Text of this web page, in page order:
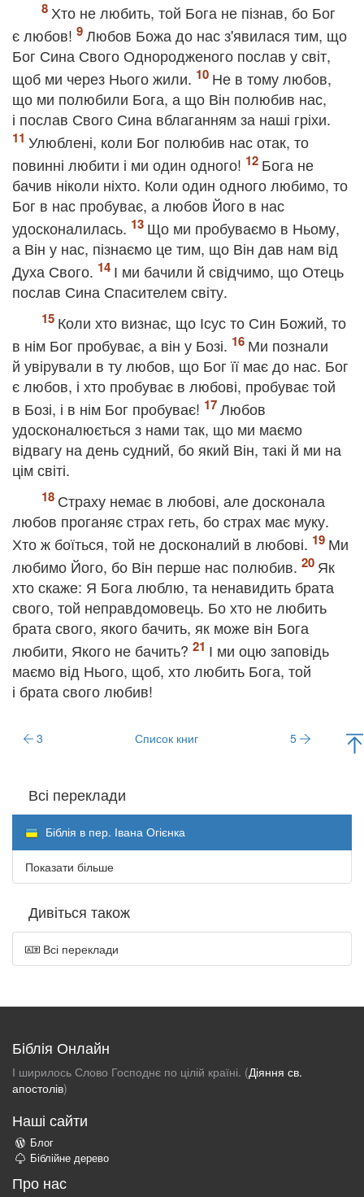
Хто не любить, той Бога не пізнав, бо Бог
є любов!
Любов Божа до нас з'явилася тим, що
Бог Сина Свого Однородженого послав у світ,
щоб ми через Нього жили.
Не в тому любов,
що ми полюбили Бога, а що Він полюбив нас,
і послав Свого Сина вблаганням за наші гріхи.
Улюблені, коли Бог полюбив нас отак, то
повинні любити і ми один одного!
Бога не
бачив ніколи ніхто. Коли один одного любимо, то
Бог в нас пробуває, а любов Його в нас
удосконалилась.
Що ми пробуваємо в Ньому,
а Він у нас, пізнаємо це тим, що Він дав нам від
Духа Свого.
І ми бачили й свідчимо, що Отець
послав Сина Спасителем світу.
Коли хто визнає, що Ісус то Син Божий, то
в нім Бог пробуває, а він у Бозі.
Ми познали
й увірували в ту любов, що Бог її має до нас. Бог
є любов, і хто пробуває в любові, пробуває той
в Бозі, і в нім Бог пробуває!
Любов
удосконалюється з нами так, що ми маємо
відвагу на день судний, бо який Він, такі й ми на
цім світі.
Страху немає в любові, але досконала
любов проганяє страх геть, бо страх має муку.
Хто ж боїться, той не досконалий в любові.
Ми
любимо Його, бо Він перше нас полюбив.
Як
хто скаже: Я Бога люблю, та ненавидить брата
свого, той неправдомовець. Бо хто не любить
брата свого, якого бачить, як може він Бога
любити, Якого не бачить?
І ми оцю заповідь
маємо від Нього, щоб, хто любить Бога, той
і брата свого любив!
3 Список книг 5
Всі переклади
Біблія в пер. Івана Огієнка
Показати більше
Дивіться також
Всі переклади
Біблія Онлайн
І ширилось Слово Господнє по цілій країні. (Діяння св.
апостолів)
Наші сайти
Блог
Біблійне дерево
Про нас